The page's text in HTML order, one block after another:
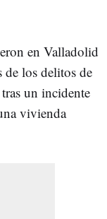
en Valladolid
de los delitos de
un incidente
vivienda